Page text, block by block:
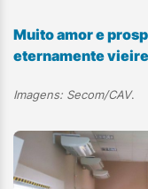
Muito amor e
eternamente
Imagens: Secom/CAV.